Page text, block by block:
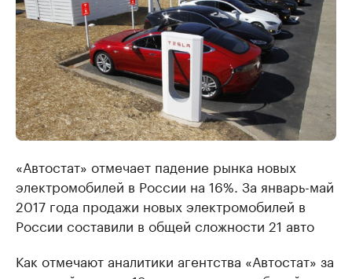
«Автостат» отмечает падение рынка новых
электромобилей в России на 16%. За январь-май
2017 года продажи новых электромобилей в
России составили в общей сложности 21 авто
Как отмечают аналитики агентства «Автостат» за